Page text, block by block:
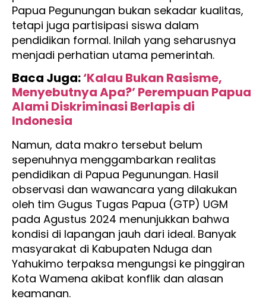
Papua Pegunungan bukan sekadar kualitas,
tetapi juga partisipasi siswa dalam
pendidikan formal. Inilah yang seharusnya
menjadi perhatian utama pemerintah.
Baca Juga:‘Kalau Bukan Rasisme,
Menyebutnya Apa?’ Perempuan Papua
Alami Diskriminasi Berlapis di
Indonesia
Namun, data makro tersebut belum
sepenuhnya menggambarkan realitas
pendidikan di Papua Pegunungan. Hasil
observasi dan wawancara yang dilakukan
oleh tim Gugus Tugas Papua (GTP) UGM
pada Agustus 2024 menunjukkan bahwa
kondisi di lapangan jauh dari ideal. Banyak
masyarakat di Kabupaten Nduga dan
Yahukimo terpaksa mengungsi ke pinggiran
Kota Wamena akibat konflik dan alasan
keamanan.